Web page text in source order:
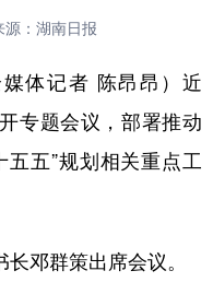
源：湖南日报
体记者 陈昂昂）近
专题会议，部署推动
五”规划相关重点工
邓群策出席会议。